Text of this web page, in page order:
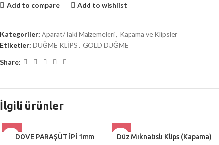
Add to compare Add to wishlist
Kategoriler: Aparat/Taki Malzemeleri, Kapama ve Klipsler
Etiketler: DÜĞME KLİPS, GOLD DÜĞME
Share:
İlgili ürünler
DOVE PARAŞÜT İPİ 1mm Düz Mıknatıslı Klips (Kapama)